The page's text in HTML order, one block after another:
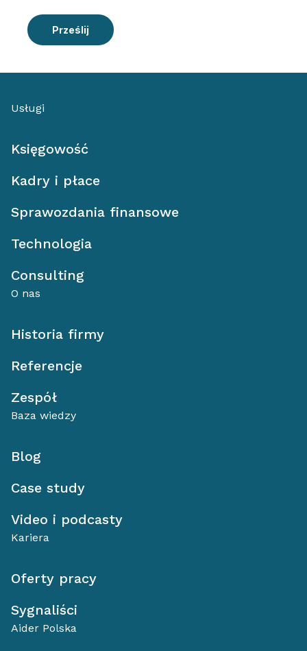
Prześlij
Usługi
Księgowość
Kadry i płace
Sprawozdania finansowe
Technologia
Consulting
O nas
Historia firmy
Referencje
Zespół
Baza wiedzy
Blog
Case study
Video i podcasty
Kariera
Oferty pracy
Sygnaliści
Aider Polska